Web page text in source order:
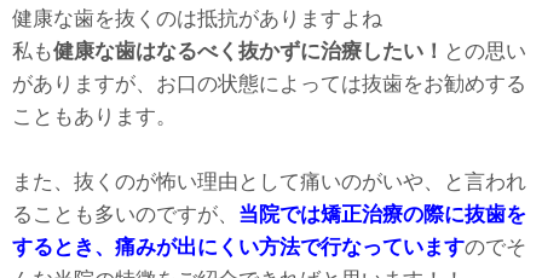
健康な歯を抜くのは抵抗がありますよね
私も健康な歯はなるべく抜かずに治療したい！ との思い
がありますが、お口の状態によっては抜歯をお勧めする
こともあります。
また、抜くのが怖い理由として痛いのがいや、と言われ
ることも多いのですが、 当院では矯正治療の際に抜歯を
するとき、痛みが出にくい方法で行なっていますのでそ